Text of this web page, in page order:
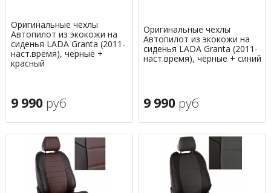
Оригинальные чехлы
Автопилот из экокожи на
сиденья LADA Granta (2011-
наст.время), чёрные +
красный
9 990 руб
Оригинальные чехлы
Автопилот из экокожи на
сиденья LADA Granta (2011-
наст.время), чёрные + синий
9 990 руб